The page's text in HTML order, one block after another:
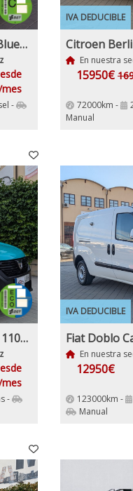
Citroen Berlingo Premium 1.5 BlueHDi 100Cv IVA y Garantía Inc Nacional 1Dueño
-
IVA DEDUCIBLE
En nuestra
15950€
72000km -
Manual
Dacia Dokker Van Essential 1.6 110Cv GLP Híbrido IVA y Garantía Incl Nacional
-
IVA DEDUCIBLE
En nuestra
12950€
123000km -
Manual